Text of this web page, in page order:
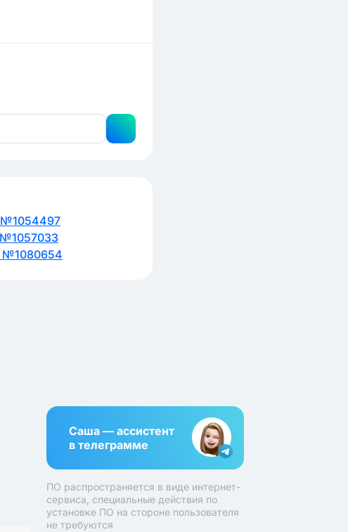
№1080654
Саша — ассистент
в телеграмме
ПО распространяется в виде интернет-
сервиса, специальные действия по
установке ПО на стороне пользователя
не требуются